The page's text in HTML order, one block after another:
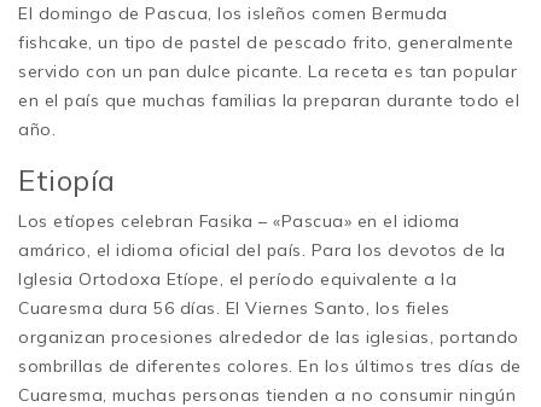
El domingo de Pascua, los isleños comen Bermuda
fishcake, un tipo de pastel de pescado frito, generalmente
servido con un pan dulce picante. La receta es tan popular
en el país que muchas familias la preparan durante todo el
año.
Etiopía
Los etíopes celebran Fasika – «Pascua» en el idioma
amárico, el idioma oficial del país. Para los devotos de la
Iglesia Ortodoxa Etíope, el período equivalente a la
Cuaresma dura 56 días. El Viernes Santo, los fieles
organizan procesiones alrededor de las iglesias, portando
sombrillas de diferentes colores. En los últimos tres días de
Cuaresma, muchas personas tienden a no consumir ningún